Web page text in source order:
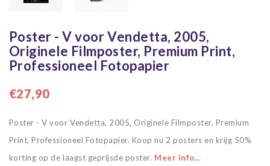
Poster - V voor Vendetta, 2005,
Originele Filmposter, Premium Print,
Professioneel Fotopapier
€27,90
Poster - V voor Vendetta, 2005, Originele Filmposter, Premium
Print, Professioneel Fotopapier. Koop nu 2 posters en krijg 50%
korting op de laagst geprijsde poster. Meer info...